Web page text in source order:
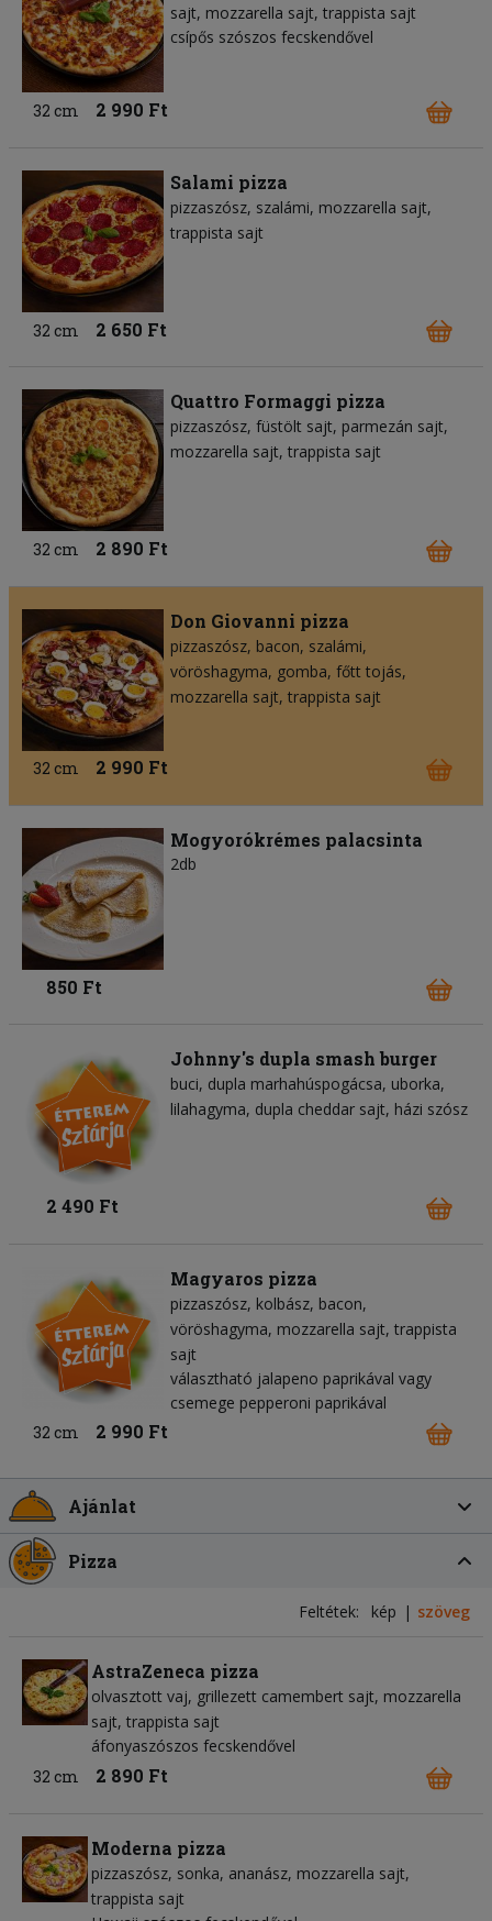
sajt mozzarella sajt trappista sajt
csípős szószos fecskendővel
32 cm 2 990 Ft
Salami pizza
pizzaszósz szalámi mozzarella sajt
trappista sajt
32 cm 2 650 Ft
Quattro Formaggi pizza
pizzaszósz füstölt sajt parmezán sajt
mozzarella sajt trappista sajt
32 cm 2 890 Ft
Don Giovanni pizza
pizzaszósz bacon szalámi
vöröshagyma gomba főtt tojás
mozzarella sajt trappista sajt
32 cm 2 990 Ft
Mogyorókrémes palacsinta
2db
850 Ft
Johnny's dupla smash burger
buci dupla marhahúspogácsa uborka
lilahagyma dupla cheddar sajt házi szósz
2 490 Ft
Magyaros pizza
pizzaszósz kolbász bacon
vöröshagyma mozzarella sajt trappista
sajt
választható jalapeno paprikával vagy
csemege pepperoni paprikával
32 cm
2 990 Ft
Ajánlat
Pizza
Feltétek: kép szöveg
AstraZeneca pizza
olvasztott vaj grillezett camembert sajt mozzarella
sajt trappista sajt
áfonyaszószos fecskendővel
32 cm
2 890 Ft
Moderna pizza
pizzaszósz sonka ananász mozzarella sajt
trappista sajt